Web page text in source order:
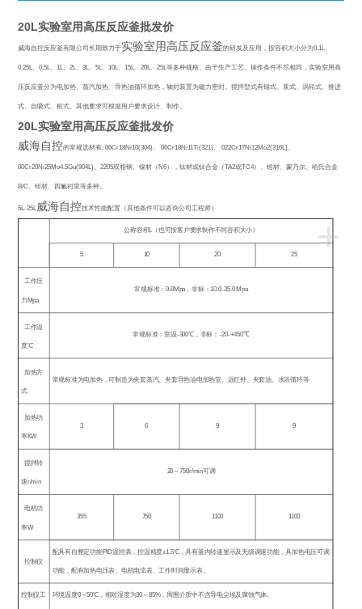
20L实验室用高压反应釜批发价
威海自控反应釜有限公司长期致力于实验室用高压反应釜的研发及应用，按容积大小分为0.1L、
0.25L、0.5L、1L、2L、3L、5L、10L、15L、20L、25L等多种规格。由于生产工艺、操作条件不尽相同，实验室用高
压反应釜分为电加热、蒸汽加热、导热油循环加热，轴封装置为磁力密封。搅拌型式有锚式、浆式、涡轮式、推进
式、自吸式、框式。其他要求可根据用户要求设计、制作。
20L实验室用高压反应釜批发价
威海自控的常规选材有: 06Cr18Ni10(304) 、06Cr18Ni11Ti(321) 、022Cr17Ni12Mo2(316L) 、
00Cr20Ni25Mo4.5Gu(904L) 、2205双相钢、镍材（ N6），钛材或钛合金（TA2或TC4）、锆材、蒙乃尔、哈氏合金
B/C、钽材、四氟衬里等多种。
5L-25L 威海自控技术性能配置（其他条件可以咨询公司工程师）
+
公称容积L （也可按客户要求制作不同容积大小）
5 10 20 25
工作压
力 Mpa
常规标准：9.8Mpa，非标：10.0-35.0 Mpa
工作温
度℃
常规标准：室温-300℃ ，非标：-20-+450℃
加热方
式
常规标准为电加热，可制造为夹套蒸汽、夹套导热油电加热管、远红外、夹套油、水浴循环等
加热功
率KW
3 6 9 9
搅拌转
速r/min
20 ～750r/min可调
电机功
率W
355 750 1100 1100
控制仪
配具有自整定功能PID温控表，控温精度±1.5℃，具有釜内转速显示及无级调速功能，具加热电压可调
功能，配有加热电压表、电机电流表、工作时间显示表。
控制仪工 环境温度0～50℃ ，相对湿度为30 ～85%，周围介质中不含导电尘埃及腐蚀气体。